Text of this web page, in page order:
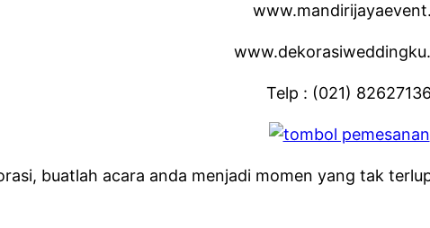
Telp : (021) 82627136
buatlah acara anda menjadi momen yang tak